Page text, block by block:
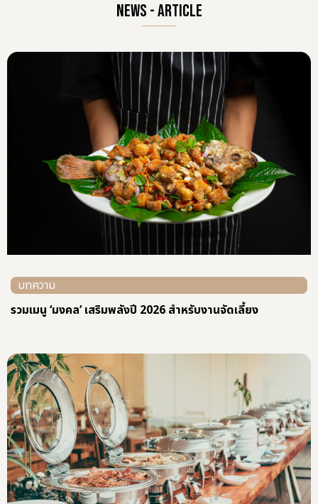
NEWS - ARTICLE
บทความ
รวมเมนู ‘มงคล’ เสริมพลังปี 2026 สำหรับงานจัดเลี้ยง